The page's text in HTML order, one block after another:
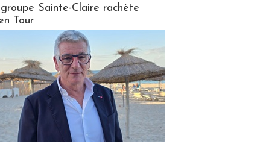
Sainte-Claire rachète
Tour